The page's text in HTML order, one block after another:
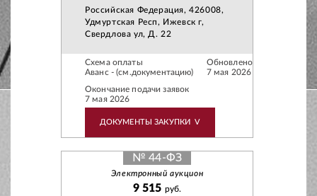
Российская Федерация, 426008,
Удмуртская Респ, Ижевск г,
Свердлова ул, Д. 22
Схема оплаты
Аванс - (см.документацию)
Обновлено
7 мая 2026
Окончание подачи заявок
7 мая 2026
ДОКУМЕНТЫ ЗАКУПКИ V
№ 44-ФЗ
Электронный аукцион
9 515 руб.